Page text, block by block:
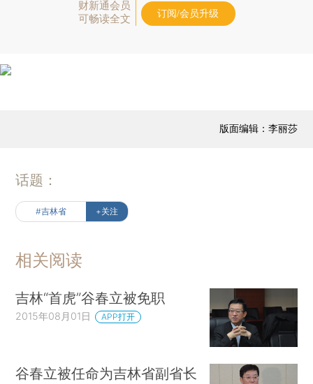
财新通会员
可畅读全文
订阅/会员升级
版面编辑：李丽莎
话题：
#吉林省 +关注
相关阅读
吉林“首虎”谷春立被免职
2015年08月01日 APP打开
谷春立被任命为吉林省副省长